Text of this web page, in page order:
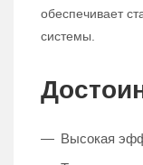
обеспечивает
системы.
Высокая